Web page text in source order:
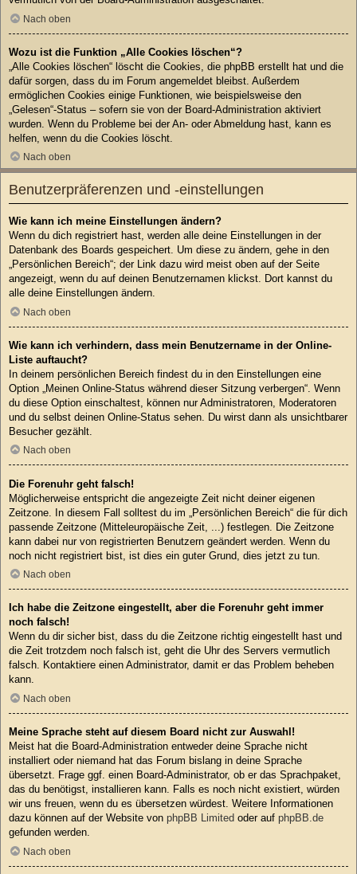
Nach oben
Wozu ist die Funktion „Alle Cookies löschen“?
„Alle Cookies löschen“ löscht die Cookies, die phpBB erstellt hat und die
dafür sorgen, dass du im Forum angemeldet bleibst. Außerdem
ermöglichen Cookies einige Funktionen, wie beispielsweise den
„Gelesen“-Status – sofern sie von der Board-Administration aktiviert
wurden. Wenn du Probleme bei der An- oder Abmeldung hast, kann es
helfen, wenn du die Cookies löscht.
Nach oben
Benutzerpräferenzen und -einstellungen
Wie kann ich meine Einstellungen ändern?
Wenn du dich registriert hast, werden alle deine Einstellungen in der
Datenbank des Boards gespeichert. Um diese zu ändern, gehe in den
„Persönlichen Bereich“; der Link dazu wird meist oben auf der Seite
angezeigt, wenn du auf deinen Benutzernamen klickst. Dort kannst du
alle deine Einstellungen ändern.
Nach oben
Wie kann ich verhindern, dass mein Benutzername in der Online-
Liste auftaucht?
In deinem persönlichen Bereich findest du in den Einstellungen eine
Option „Meinen Online-Status während dieser Sitzung verbergen“. Wenn
du diese Option einschaltest, können nur Administratoren, Moderatoren
und du selbst deinen Online-Status sehen. Du wirst dann als unsichtbarer
Besucher gezählt.
Nach oben
Die Forenuhr geht falsch!
Möglicherweise entspricht die angezeigte Zeit nicht deiner eigenen
Zeitzone. In diesem Fall solltest du im „Persönlichen Bereich“ die für dich
passende Zeitzone (Mitteleuropäische Zeit, ...) festlegen. Die Zeitzone
kann dabei nur von registrierten Benutzern geändert werden. Wenn du
noch nicht registriert bist, ist dies ein guter Grund, dies jetzt zu tun.
Nach oben
Ich habe die Zeitzone eingestellt, aber die Forenuhr geht immer
noch falsch!
Wenn du dir sicher bist, dass du die Zeitzone richtig eingestellt hast und
die Zeit trotzdem noch falsch ist, geht die Uhr des Servers vermutlich
falsch. Kontaktiere einen Administrator, damit er das Problem beheben
kann.
Nach oben
Meine Sprache steht auf diesem Board nicht zur Auswahl!
Meist hat die Board-Administration entweder deine Sprache nicht
installiert oder niemand hat das Forum bislang in deine Sprache
übersetzt. Frage ggf. einen Board-Administrator, ob er das Sprachpaket,
das du benötigst, installieren kann. Falls es noch nicht existiert, würden
wir uns freuen, wenn du es übersetzen würdest. Weitere Informationen
dazu können auf der Website von phpBB Limited oder auf phpBB.de
gefunden werden.
Nach oben